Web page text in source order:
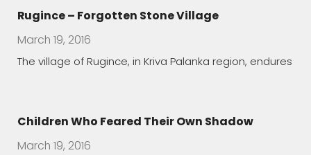
The healing features of Macedonian spa
March 19, 2016